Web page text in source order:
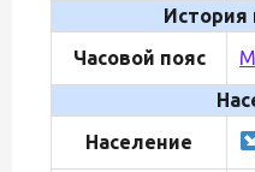
История
Часовой пояс
Население